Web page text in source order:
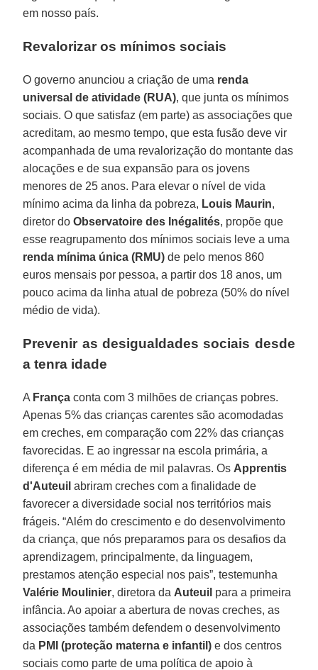
em nosso país.
Revalorizar os mínimos sociais
O governo anunciou a criação de uma renda
universal de atividade (RUA), que junta os mínimos
sociais. O que satisfaz (em parte) as associações que
acreditam, ao mesmo tempo, que esta fusão deve vir
acompanhada de uma revalorização do montante das
alocações e de sua expansão para os jovens
menores de 25 anos. Para elevar o nível de vida
mínimo acima da linha da pobreza, Louis Maurin,
diretor doObservatoire des Inégalités, propõe que
esse reagrupamento dos mínimos sociais leve a uma
renda mínima única (RMU) de pelo menos 860
euros mensais por pessoa, a partir dos 18 anos, um
pouco acima da linha atual de pobreza (50% do nível
médio de vida).
Prevenir as desigualdades sociais desde
a tenra idade
A França conta com 3 milhões de crianças pobres.
Apenas 5% das crianças carentes são acomodadas
em creches, em comparação com 22% das crianças
favorecidas. E ao ingressar na escola primária, a
diferença é em média de mil palavras. Os Apprentis
d'Auteuil abriram creches com a finalidade de
favorecer a diversidade social nos territórios mais
frágeis. “Além do crescimento e do desenvolvimento
da criança, que nós preparamos para os desafios da
aprendizagem, principalmente, da linguagem,
prestamos atenção especial nos pais”, testemunha
Valérie Moulinier, diretora da Auteuil para a primeira
infância. Ao apoiar a abertura de novas creches, as
associações também defendem o desenvolvimento
da PMI (proteção materna e infantil) e dos centros
sociais como parte de uma política de apoio à